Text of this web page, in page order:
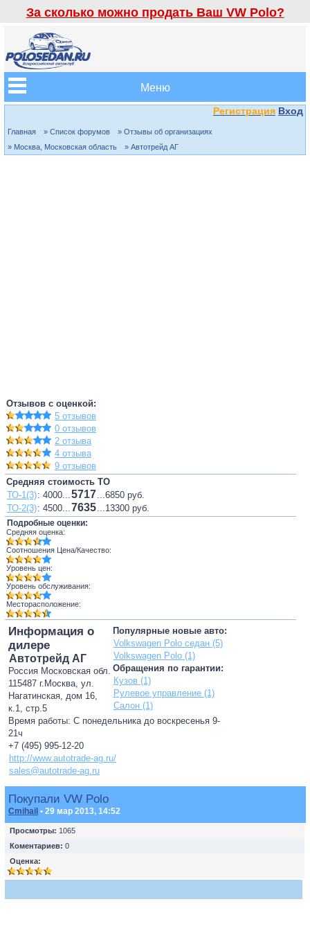
За сколько можно продать Ваш VW Polo?
Меню
Регистрация Вход
Главная » Список форумов
» Отзывы об организациях
» Москва, Московская область
» Автотрейд АГ
Отзывов с оценкой:
5 отзывов
0 отзывов
2 отзыва
4 отзыва
9 отзывов
Средняя стоимость ТО
ТО-1(3): 4000...5717...6850 руб.
ТО-2(3): 4500...7635...13300 руб.
Подробные оценки:
Средняя оценка:
Соотношения Цена/Качество:
Уровень цен:
Уровень обслуживания:
Месторасположение:
Популярные новые авто:
Volkswagen Polo седан (5)
Volkswagen Polo (1)
Обращения по гарантии:
Кузов (1)
Рулевое управление (1)
Салон (1)
Информация о
дилере
Автотрейд АГ
Россия Московская обл.
115487 г.Москва, ул.
Нагатинская, дом 16,
к.1, стр.5
Время работы: С понедельника до воскресенья 9-
21ч
+7 (495) 995-12-20
http://www.autotrade-ag.ru/
sales@autotrade-ag.ru
Покупали VW Polo
Cmihail • 29 мар 2013, 14:52
Просмотры: 1065
Коментариев: 0
Оценка: